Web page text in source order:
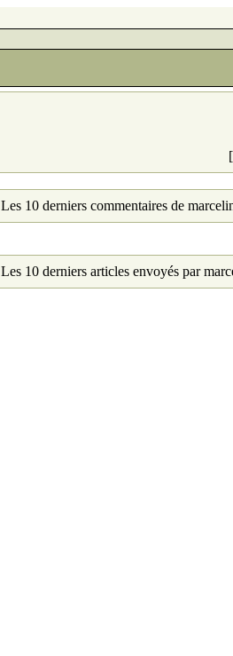
Les 10 derniers commentaires de
Les 10 derniers articles envoyés par